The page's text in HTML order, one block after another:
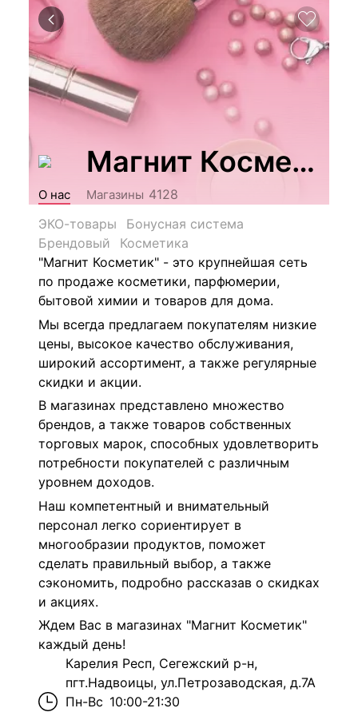
Магнит Косметик
О нас Магазины 4128
ЭКО-товары
Бонусная система
Брендовый
Косметика
"Магнит Косметик" - это крупнейшая сеть
по продаже косметики, парфюмерии,
бытовой химии и товаров для дома.
Мы всегда предлагаем покупателям низкие
цены, высокое качество обслуживания,
широкий ассортимент, а также регулярные
скидки и акции.
В магазинах представлено множество
брендов, а также товаров собственных
торговых марок, способных удовлетворить
потребности покупателей с различным
уровнем доходов.
Наш компетентный и внимательный
персонал легко сориентирует в
многообразии продуктов, поможет
сделать правильный выбор, а также
сэкономить, подробно рассказав о скидках
и акциях.
Ждем Вас в магазинах "Магнит Косметик"
каждый день!
Карелия Респ, Сегежский р-н,
пгт.Надвоицы, ул.Петрозаводская, д.7А
Пн-Вс 10:00-21:30